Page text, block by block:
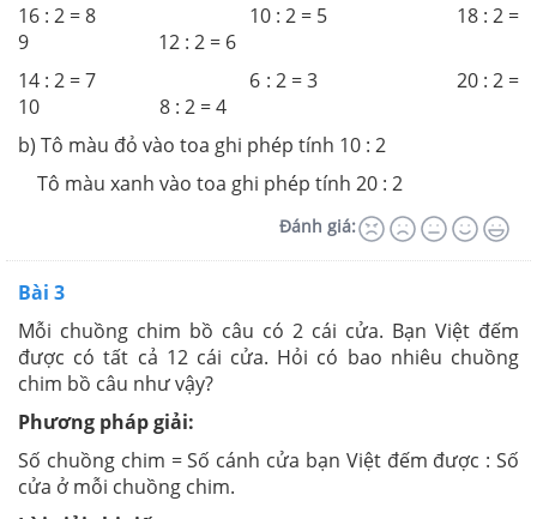
16 : 2 = 8 10 : 2 = 5 18 : 2 =
9 12 : 2 = 6
14 : 2 = 7 6 : 2 = 3 20 : 2 =
10 8 : 2 = 4
b) Tô màu đỏ vào toa ghi phép tính 10 : 2
Tô màu xanh vào toa ghi phép tính 20 : 2
Đánh giá:
Bài 3
Mỗi chuồng chim bồ câu có 2 cái cửa. Bạn Việt đếm
được có tất cả 12 cái cửa. Hỏi có bao nhiêu chuồng
chim bồ câu như vậy?
Phương pháp giải:
Số chuồng chim = Số cánh cửa bạn Việt đếm được : Số
cửa ở mỗi chuồng chim.